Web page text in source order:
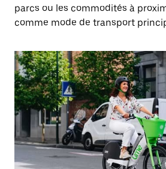
parcs ou les commodités à
comme mode de transport